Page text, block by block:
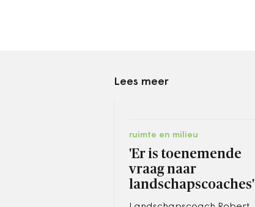
Lees meer
ruimte en milieu
'Er is toenemende
vraag naar
landschapscoaches'